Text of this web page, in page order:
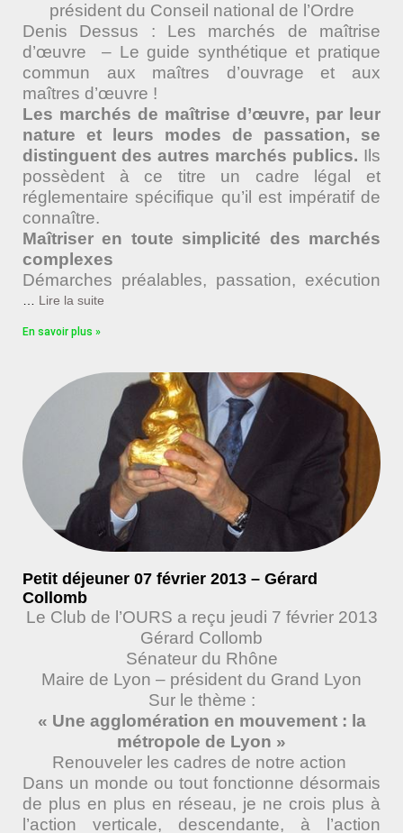
président du Conseil national de l’Ordre
Denis Dessus : Les marchés de maîtrise
d’œuvre – Le guide synthétique et pratique
commun aux maîtres d’ouvrage et aux
maîtres d’œuvre !
Les marchés de maîtrise d’œuvre, par leur
nature et leurs modes de passation, se
distinguent des autres marchés publics. Ils
possèdent à ce titre un cadre légal et
réglementaire spécifique qu’il est impératif de
connaître.
Maîtriser en toute simplicité des marchés
complexes
Démarches préalables, passation, exécution
Lire la suite
En savoir plus »
Petit déjeuner 07 février 2013 – Gérard
Collomb
Le Club de l’OURS a reçu jeudi 7 février 2013
Gérard Collomb
Sénateur du Rhône
Maire de Lyon – président du Grand Lyon
Sur le thème :
« Une agglomération en mouvement : la
métropole de Lyon »
Renouveler les cadres de notre action
Dans un monde ou tout fonctionne désormais
de plus en plus en réseau, je ne crois plus à
l’action verticale, descendante, à l’action